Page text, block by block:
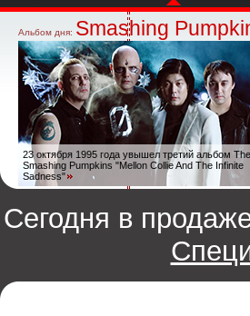
Альбом дня: Smashing
23 октября 1995 года увышел третий альбом The
Smashing Pumpkins "Mellon Collie And The Infinite
Sadness"
Сегодня в